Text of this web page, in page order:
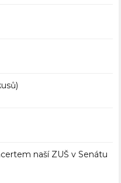
naší ZUŠ v Senátu